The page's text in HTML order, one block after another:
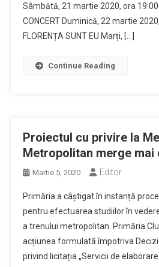
Sâmbătă, 21 martie 2020, ora 19:00
CONCERT Duminică, 22 martie
FLORENȚA SUNT EU Marți, […]
Continue Reading
Proiectul cu privire la
Metropolitan merge mai
Martie 5, 2020 Editor
Primăria a câștigat în instanță
pentru efectuarea studiilor în
a trenului metropolitan. Primăria
acțiunea formulată împotriva
privind licitația „Servicii de